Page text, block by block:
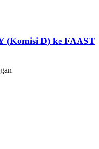
(Komisi D) ke FAAST